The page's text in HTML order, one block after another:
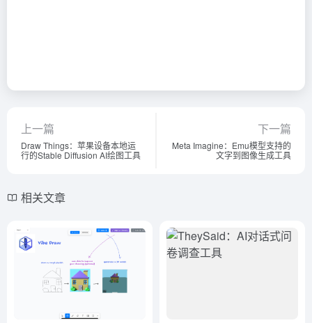
上一篇
Draw Things：苹果设备本地运
行的Stable Diffusion AI绘图工具
下一篇
Meta Imagine：Emu模型支持的
文字到图像生成工具
相关文章